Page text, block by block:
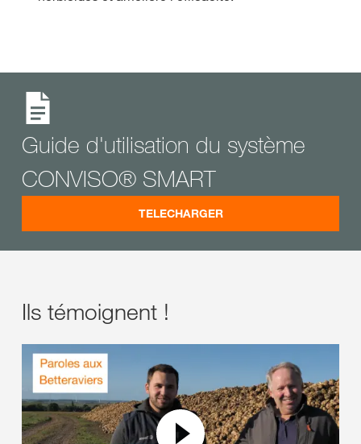
Guide d'utilisation du système
CONVISO® SMART
TELECHARGER
Ils témoignent !